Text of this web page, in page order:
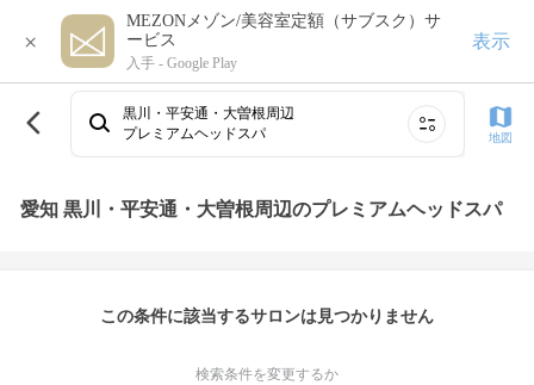
×
MEZONメゾン/美容室定額（サブスク）サ
ービス
入手 - Google Play
表示
黒川・平安通・大曽根周辺
プレミアムヘッドスパ
地図
愛知 黒川・平安通・大曽根周辺のプレミアムヘッドスパ
この条件に該当するサロンは見つかりません
検索条件を変更するか